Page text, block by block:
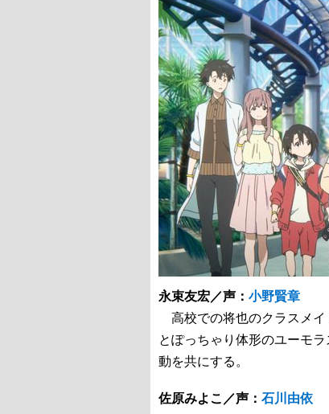
永束友宏／声： 小野賢章
高校での将也のクラスメ
とぽっちゃり体形のユーモ
動を共にする。
佐原みよこ／声： 石川由依